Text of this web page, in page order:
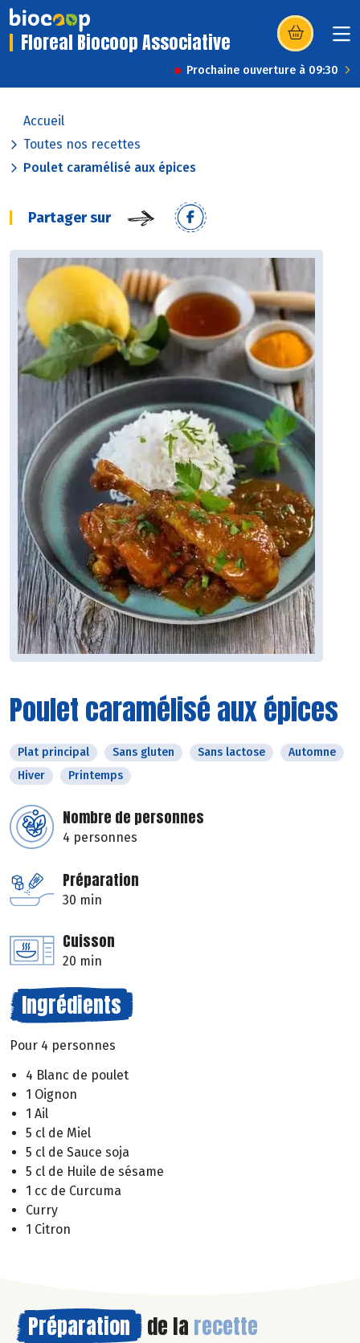
Floreal Biocoop Associative (s’ouvre dans
Prochaine ouverture à 09:30
Accueil
Toutes nos recettes
Poulet caramélisé aux épices
Partager sur
Poulet caramélisé aux épices
Plat principal Sans gluten Sans lactose
Automne
Hiver
Printemps
Nombre de personnes
4 personnes
Préparation
30 min
Cuisson
20 min
Ingrédients
Pour 4 personnes
4 Blanc de poulet
1 Oignon
1 Ail
5 cl de Miel
5 cl de Sauce soja
5 cl de Huile de sésame
1 cc de Curcuma
Curry
1 Citron
Préparation de la recette